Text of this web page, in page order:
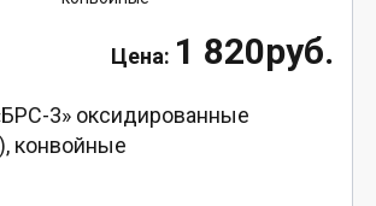
1 820руб.
3» оксидированные
конвойные